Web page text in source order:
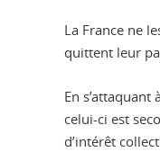
La France ne
quittent leur
En
celui-ci est
d’intérêt